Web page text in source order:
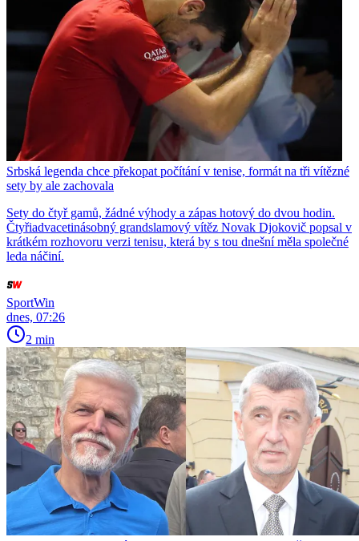
Srbská legenda chce překopat počítání v tenise, formát na tři vítězné
sety by ale zachovala
Sety do čtyř gamů, žádné výhody a zápas hotový do dvou hodin.
Čtyřiadvacetinásobný grandslamový vítěz Novak Djokovič popsal v
krátkém rozhovoru verzi tenisu, která by s tou dnešní měla společné
leda náčiní.
SportWin
dnes, 07:26
2 min